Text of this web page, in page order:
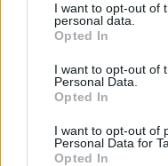
not limited to your visit
grant or deny consent
use your data for below
consent section.
I want to opt-out of
personal data.
Opted In
I want to opt-out of
Personal Data.
Opted In
I want to opt-out of
Personal Data for
Opted In